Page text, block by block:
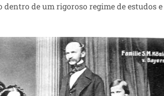
de um rigoroso regime de estudos e